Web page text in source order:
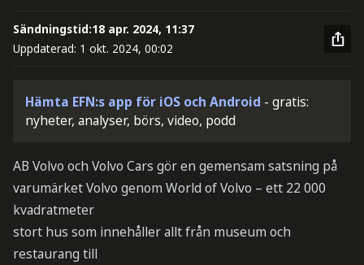
Sändningstid:18 apr. 2024, 11:37
Uppdaterad: 1 okt. 2024, 00:02
Hämta EFN:s app för iOS och Android - gratis:
nyheter, analyser, börs, video, podd
AB Volvo och Volvo Cars gör en gemensam satsning på
varumärket Volvo genom World of Volvo – ett 22 000
kvadratmeter
stort hus som innehåller allt från museum och
restaurang till